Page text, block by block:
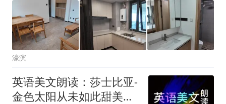
濠滨
英语美文朗读：莎士比亚-
金色太阳从未如此甜美吻